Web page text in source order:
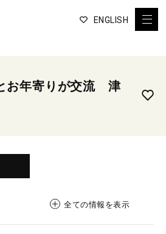
ENGLISH
お年寄りが交流 津
全ての情報を表示